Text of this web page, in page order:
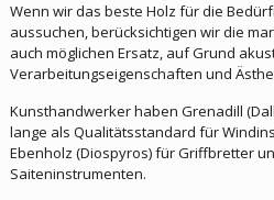
Wenn wir das beste Holz für die
aussuchen, berücksichtigen wir die
auch möglichen Ersatz, auf Grund
Verarbeitungseigenschaften und
Kunsthandwerker haben Grenadill
lange als Qualitätsstandard für
Ebenholz (Diospyros) für Griffbretter
Saiteninstrumenten.